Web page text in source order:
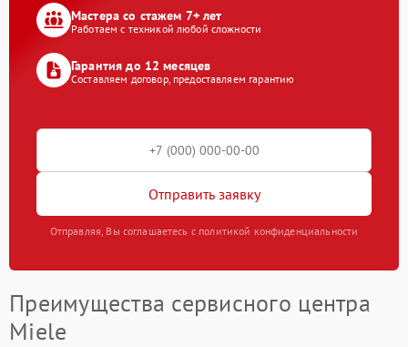
Мастера со стажем 7+ лет
Работаем с техникой любой сложности
Гарантия до 12 месяцев
Составляем договор, предоставляем гарантию
Отправить заявку
Отправляя, Вы соглашаетесь с политикой конфиденциальности
Преимущества сервисного центра
Miele